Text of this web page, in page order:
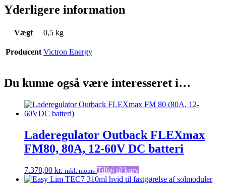
Yderligere information
Vægt 0,5 kg
Producent Victron Energy
Du kunne også være interesseret i…
Laderegulator Outback FLEXmax
FM80, 80A, 12-60V DC batteri
7.378,00 kr. inkl. moms Tilføj til kurv